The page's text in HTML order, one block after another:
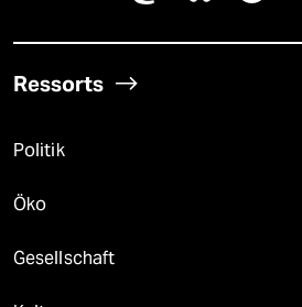
Ressorts
Politik
Öko
Gesellschaft